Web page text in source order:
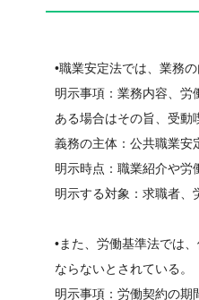
•職業安定法では、業務
明示事項：業務内容、労
ある場合はその旨、受動
義務の主体：公共職業安
明示時点：職業紹介や労
明示する対象：求職者、
•また、労働基準法では
ならないとされている。
明示事項：労働契約の期